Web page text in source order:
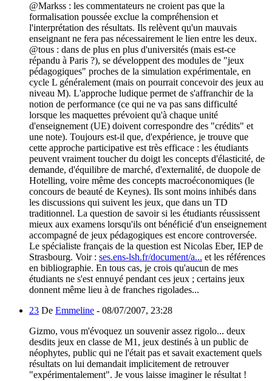
@Markss : les commentateurs ne croient pas que la
formalisation poussée exclue la compréhension et
l'interprétation des résultats. Ils relèvent qu'un mauvais
enseignant ne fera pas nécessairement le lien entre les deux.
@tous : dans de plus en plus d'universités (mais est-ce
répandu à Paris ?), se développent des modules de "jeux
pédagogiques" proches de la simulation expérimentale, en
cycle L généralement (mais on pourrait concevoir des jeux au
niveau M). L'approche ludique permet de s'affranchir de la
notion de performance (ce qui ne va pas sans difficulté
lorsque les maquettes prévoient qu'à chaque unité
d'enseignement (UE) doivent correspondre des "crédits" et
une note). Toujours est-il que, d'expérience, je trouve que
cette approche participative est très efficace : les étudiants
peuvent vraiment toucher du doigt les concepts d'élasticité, de
demande, d'équilibre de marché, d'externalité, de duopole de
Hotelling, voire même des concepts macroéconomiques (le
concours de beauté de Keynes). Ils sont moins inhibés dans
les discussions qui suivent les jeux, que dans un TD
traditionnel. La question de savoir si les étudiants réussissent
mieux aux examens lorsqu'ils ont bénéficié d'un enseignement
accompagné de jeux pédagogiques est encore controversée.
Le spécialiste français de la question est Nicolas Eber, IEP de
Strasbourg. Voir : ses.ens-lsh.fr/document/a... et les références
en bibliographie. En tous cas, je crois qu'aucun de mes
étudiants ne s'est ennuyé pendant ces jeux ; certains jeux
donnent même lieu à de franches rigolades...
23 De Emmeline - 08/07/2007, 23:28
Gizmo, vous m'évoquez un souvenir assez rigolo... deux
desdits jeux en classe de M1, jeux destinés à un public de
néophytes, public qui ne l'était pas et savait exactement quels
résultats on lui demandait implicitement de retrouver
"expérimentalement". Je vous laisse imaginer le résultat !